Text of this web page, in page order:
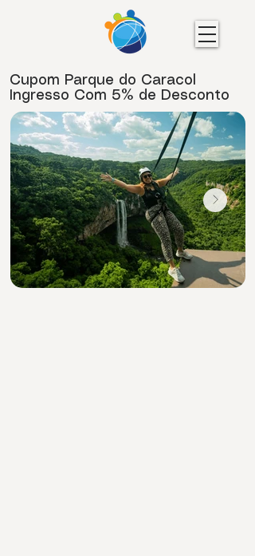
Cupom Parque do Caracol
Ingresso Com 5% de Desconto